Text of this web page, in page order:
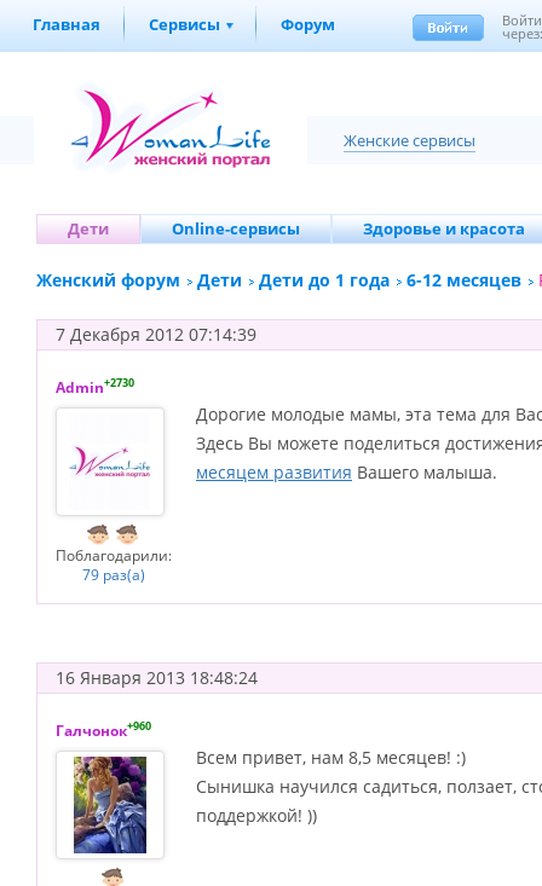
Главная Сервисы Форум Войти
Женские сервисы
Дети Online-сервисы Здоровье и красота
Женский форум Дети Дети до 1 года 6-12 месяцев
7 Декабря 2012 07:14:39
Admin+2730
Поблагодарили:
79 раз(а)
Дорогие молодые мамы, эта тема для
Здесь Вы можете поделиться
месяцем развития Вашего малыша.
16 Января 2013 18:48:24
Галчонок+960
Всем привет, нам 8,5 месяцев! :)
Сынишка научился садиться, ползает,
поддержкой! ))